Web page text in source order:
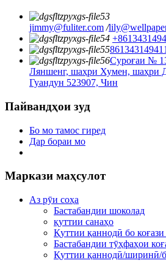
jimmy@fuliter.com /
Суроғаи №
Ляншенг, шаҳри Хумен, шаҳри
Гуандун 523907, Чин
Пайвандҳои зуд
Бо мо тамос гиред
Дар бораи мо
Маркази маҳсулот
Аз рӯи соҳа
Бастабандии шоколад
қуттии санаҳо
Қуттии қаннодӣ бо
Бастабандии тӯҳфаҳои
Қуттии қаннодӣ/ширинӣ/